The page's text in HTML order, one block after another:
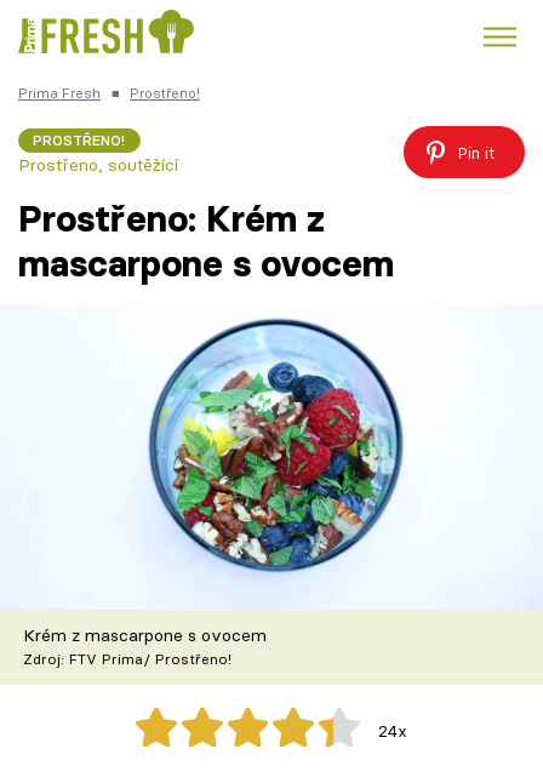
Česká kuchyně
TV Program
Recepty z TV
Speciál: Cuketa
Těhotnej kuchař
Prima Fresh ■ Prostřeno!
PROSTŘENO!
Prostřeno, soutěžící
Pin it
Prostřeno: Krém z
mascarpone s ovocem
Krém z mascarpone s ovocem
Zdroj: FTV Prima/ Prostřeno!
24x